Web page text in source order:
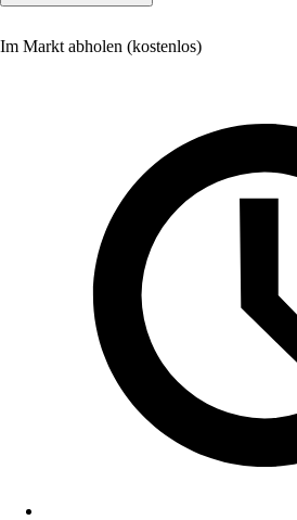
Im Markt abholen (kostenlos)